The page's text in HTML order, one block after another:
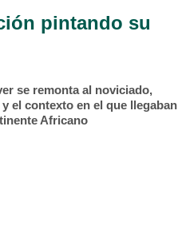
pintando su
se remonta al noviciado,
el contexto en el que llegaban
Africano